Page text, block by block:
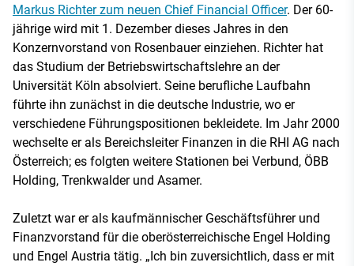
Markus Richter zum neuen Chief Financial Officer. Der 60-
jährige wird mit 1. Dezember dieses Jahres in den
Konzernvorstand von Rosenbauer einziehen. Richter hat
das Studium der Betriebswirtschaftslehre an der
Universität Köln absolviert. Seine berufliche Laufbahn
führte ihn zunächst in die deutsche Industrie, wo er
verschiedene Führungspositionen bekleidete. Im Jahr 2000
wechselte er als Bereichsleiter Finanzen in die RHI AG nach
Österreich; es folgten weitere Stationen bei Verbund, ÖBB
Holding, Trenkwalder und Asamer.
Zuletzt war er als kaufmännischer Geschäftsführer und
Finanzvorstand für die oberösterreichische Engel Holding
und Engel Austria tätig. „Ich bin zuversichtlich, dass er mit